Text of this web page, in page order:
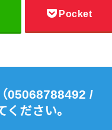
Pocket
05068788492 /
ださい。